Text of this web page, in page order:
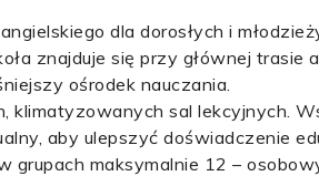
dla dorosłych i
znajduje się przy głównej trasie
ośrodek nauczania.
klimatyzowanych sal lekcyjnych.
aby ulepszyć doświadczenie
maksymalnie 12 –